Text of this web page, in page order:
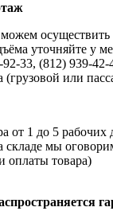
осуществить
уточняйте у
33, (812) 939-42-
(грузовой или
от 1 до 5 рабочих
складе мы
оплаты товара)